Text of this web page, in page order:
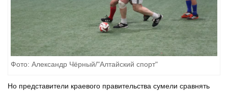
Фото: Александр Чёрный/"Алтайский спорт"
Но представители краевого правительства сумели сравнять